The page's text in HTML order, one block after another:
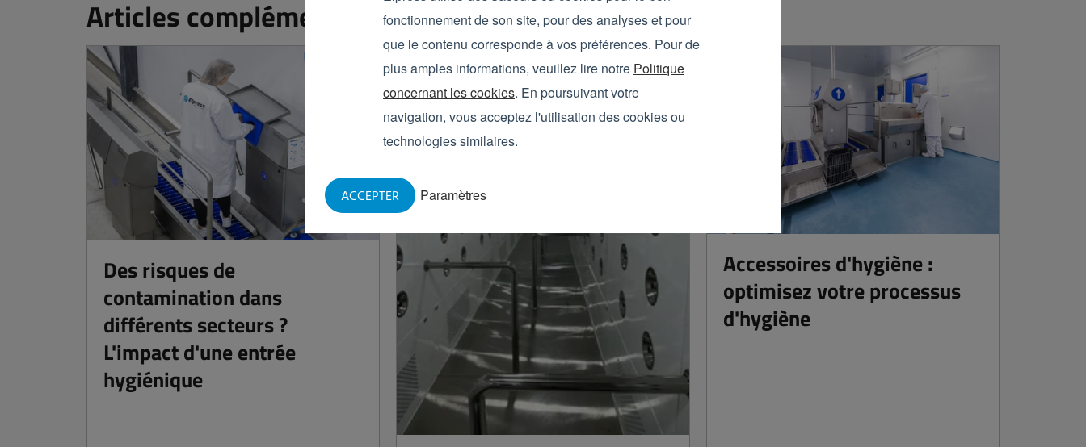
fonctionnement de son site, pour des analyses et pour
que le contenu corresponde à vos préférences. Pour de
plus amples informations, veuillez lire notre Politique
concernant les cookies. En poursuivant votre
navigation, vous acceptez l'utilisation des cookies ou
technologies similaires.
Paramètres
ACCEPTER
Articles complémentaires
Des risques de
contamination dans
différents secteurs ?
L'impact d'une entrée
hygiénique
Accessoires d'hygiène :
optimisez votre processus
d'hygiène